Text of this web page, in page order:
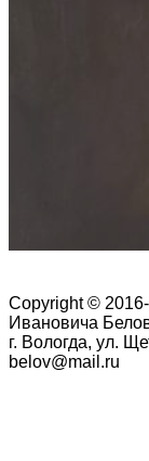
Copyright ©
Ивановича
г. Вологда, ул.
belov@mail.ru